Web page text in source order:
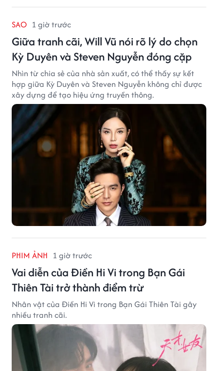
SAO 1 giờ trước
Giữa tranh cãi, Will Vũ nói rõ lý do chọn
Kỳ Duyên và Steven Nguyễn đóng cặp
Nhìn từ chia sẻ của nhà sản xuất, có thể thấy sự kết
hợp giữa Kỳ Duyên và Steven Nguyễn không chỉ được
xây dựng để tạo hiệu ứng truyền thông.
PHIM ẢNH 1 giờ trước
Vai diễn của Điền Hi Vi trong Bạn Gái
Thiên Tài trở thành điểm trừ
Nhân vật của Điền Hi Vi trong Bạn Gái Thiên Tài gây
nhiều tranh cãi.